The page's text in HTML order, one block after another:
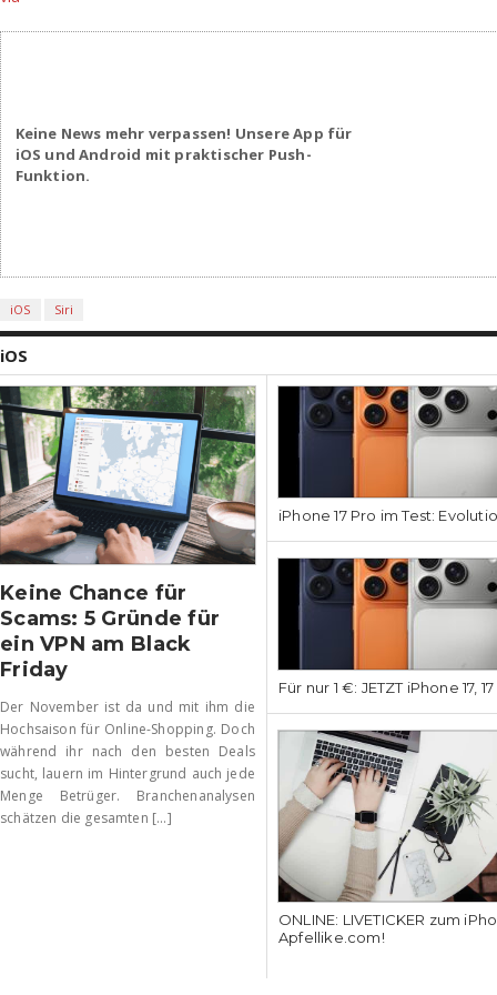
Keine News mehr verpassen! Unsere App für
iOS und Android mit praktischer Push-
Funktion.
iOS Siri
iOS
Keine Chance für
Scams: 5 Gründe für
ein VPN am Black
Friday
Der November ist da und mit ihm die
Hochsaison für Online-Shopping. Doch
während ihr nach den besten Deals
sucht, lauern im Hintergrund auch jede
Menge Betrüger. Branchenanalysen
schätzen die gesamten [...]
iPhone 17 Pro im Test:
Für nur 1 €: JETZT iPhone 17,
ONLINE: LIVETICKER zum
Apfellike.com!